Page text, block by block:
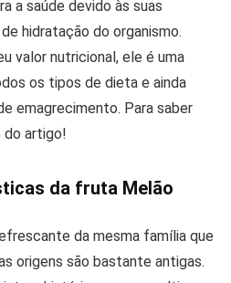
a saúde devido às suas
hidratação do organismo.
valor nutricional, ele é uma
os tipos de dieta e ainda
emagrecimento. Para saber
do artigo!
da fruta Melão
da mesma família que
origens são bastante antigas.